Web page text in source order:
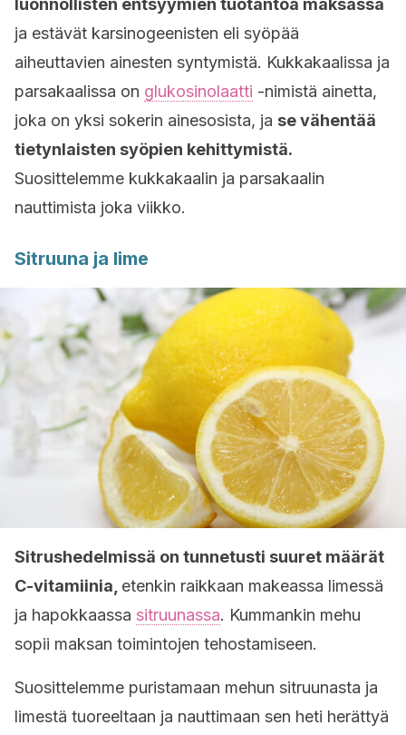
luonnollisten entsyymien tuotantoa maksassa
ja estävät karsinogeenisten eli syöpää
aiheuttavien ainesten syntymistä. Kukkakaalissa ja
parsakaalissa on glukosinolaatti -nimistä ainetta,
joka on yksi sokerin ainesosista, ja se vähentää
tietynlaisten syöpien kehittymistä.
Suosittelemme kukkakaalin ja parsakaalin
nauttimista joka viikko.
Sitruuna ja lime
Sitrushedelmissä on tunnetusti suuret määrät
C-vitamiinia, etenkin raikkaan makeassa limessä
ja hapokkaassa sitruunassa. Kummankin mehu
sopii maksan toimintojen tehostamiseen.
Suosittelemme puristamaan mehun sitruunasta ja
limestä tuoreeltaan ja nauttimaan sen heti herättyä